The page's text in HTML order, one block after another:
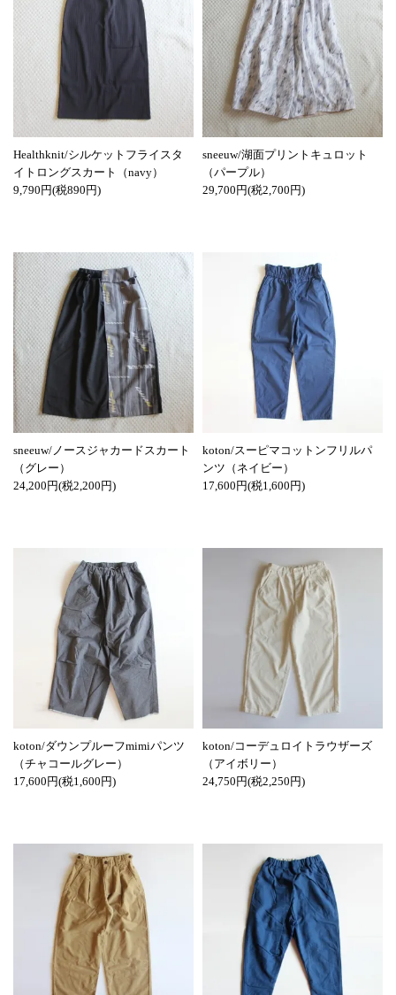
Healthknit/シルケットフライスタ
イトロングスカート（navy）
9,790円(税890円)
sneeuw/湖面プリントキュロット
（パープル）
29,700円(税2,700円)
sneeuw/ノースジャカードスカート
（グレー）
24,200円(税2,200円)
koton/スーピマコットンフリルパ
ンツ（ネイビー）
17,600円(税1,600円)
koton/ダウンプルーフmimiパンツ
（チャコールグレー）
17,600円(税1,600円)
koton/コーデュロイトラウザーズ
（アイボリー）
24,750円(税2,250円)